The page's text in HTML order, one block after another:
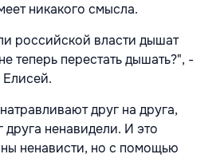
никакого смысла.
российской власти дышат
теперь перестать дышать?", -
друг на друга,
друга ненавидели. И это
ненависти, но с помощью